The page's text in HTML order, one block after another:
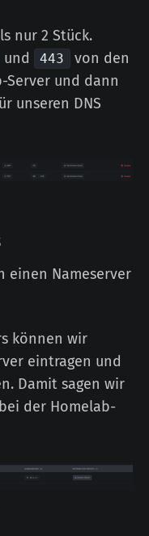
nur 2 Stück.
und 443
von den
Server und dann
unseren DNS
einen Nameserver
können wir
eintragen und
Damit sagen wir
der Homelab-